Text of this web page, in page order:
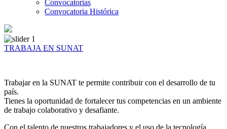
Convocatorias
Convocatoria Histórica
TRABAJA EN SUNAT
Trabajar en la SUNAT te permite contribuir con el desarrollo de tu
país.
Tienes la oportunidad de fortalecer tus competencias en un ambiente
de trabajo colaborativo y desafiante.
Con el talento de nuestros trabajadores y el uso de la tecnología